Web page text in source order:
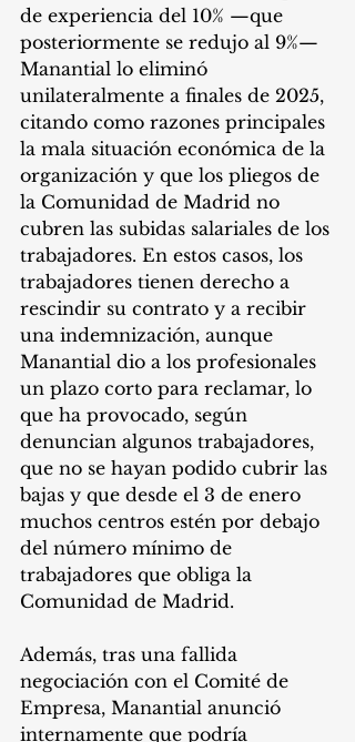
de experiencia del 10% —que
posteriormente se redujo al 9%—
Manantial lo eliminó
unilateralmente a finales de 2025,
citando como razones principales
la mala situación económica de la
organización y que los pliegos de
la Comunidad de Madrid no
cubren las subidas salariales de los
trabajadores. En estos casos, los
trabajadores tienen derecho a
rescindir su contrato y a recibir
una indemnización, aunque
Manantial dio a los profesionales
un plazo corto para reclamar, lo
que ha provocado, según
denuncian algunos trabajadores,
que no se hayan podido cubrir las
bajas y que desde el 3 de enero
muchos centros estén por debajo
del número mínimo de
trabajadores que obliga la
Comunidad de Madrid.
Además, tras una fallida
negociación con el Comité de
Empresa, Manantial anunció
internamente que podría